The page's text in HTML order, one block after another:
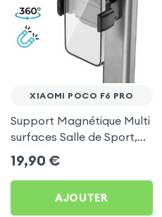
XIAOMI POCO F6 PRO
Support Magnétique Multi
surfaces Salle de Sport,
frigo pour Xiaomi Poco F6
Pro
19,90 €
AJOUTER